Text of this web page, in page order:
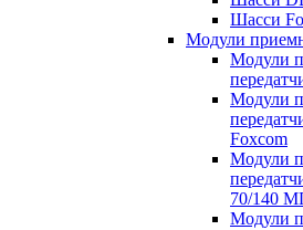
Шасси
Модули
Модули
Модули
Foxcom
Модули
70/140
Модули